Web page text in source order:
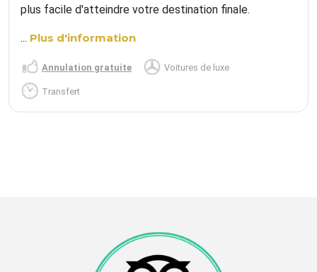
plus facile d'atteindre votre destination finale.
... Plus d'information
Annulation gratuite Voitures de luxe
Transfert